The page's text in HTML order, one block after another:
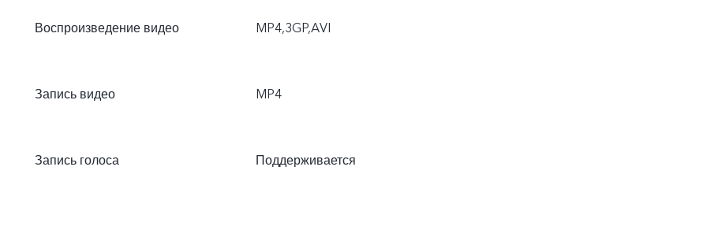
Воспроизведение видео MP4,3GP,AVI
Запись видео MP4
Запись голоса Поддерживается